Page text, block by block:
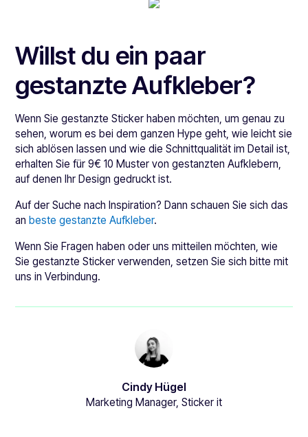
Willst du ein paar
gestanzte Aufkleber?
Wenn Sie gestanzte Sticker haben möchten, um genau zu
sehen, worum es bei dem ganzen Hype geht, wie leicht sie
sich ablösen lassen und wie die Schnittqualität im Detail ist,
erhalten Sie für 9€ 10 Muster von gestanzten Aufklebern,
auf denen Ihr Design gedruckt ist.
Auf der Suche nach Inspiration? Dann schauen Sie sich das
anbeste gestanzte Aufkleber.
Wenn Sie Fragen haben oder uns mitteilen möchten, wie
Sie gestanzte Sticker verwenden, setzen Sie sich bitte mit
uns in Verbindung.
Cindy Hügel
Marketing Manager, Sticker it